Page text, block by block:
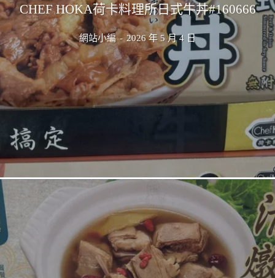
CHEF HOKA荷卡料理所日式牛丼#160666
網站小編 - 2026 年 5 月 4 日